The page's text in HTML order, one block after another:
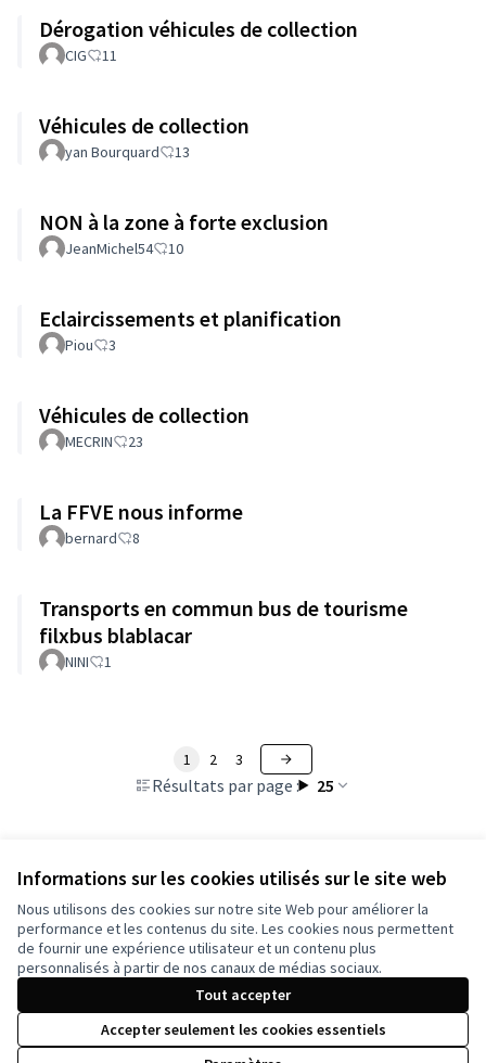
Informations sur les cookies utilisés sur le site web
Nous utilisons des cookies sur notre site Web pour améliorer la
performance et les contenus du site. Les cookies nous permettent
de fournir une expérience utilisateur et un contenu plus
personnalisés à partir de nos canaux de médias sociaux.
Tout accepter
Accepter seulement les cookies essentiels
Dérogation véhicules de collection
CIG 11
Véhicules de collection
yan Bourquard 13
NON à la zone à forte exclusion
JeanMichel54 10
Eclaircissements et planification
Piou 3
Véhicules de collection
MECRIN 23
La FFVE nous informe
bernard 8
Transports en commun bus de tourisme
filxbus blablacar
NINI 1
Résultats par page : 25
1 2 3
Voir toutes les propositions retirées
Conditions d'utilisation
Paramètres des cookies
Licence
(Lien